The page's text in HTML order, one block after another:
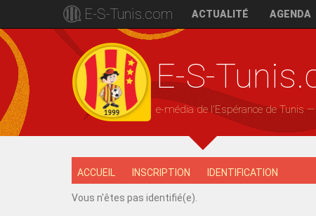
E-S-Tunis.com ACTUALITÉ AGENDA
E-S-
e-média de l'Espérance de Tunis
ACCUEIL INSCRIPTION IDENTIFICATION
Vous n'êtes pas identifié(e).